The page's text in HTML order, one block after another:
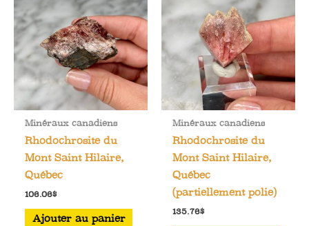
Minéraux canadiens
Rhodochrosite du
Mont Saint Hilaire,
Québec
106.06$
Ajouter au panier
Minéraux canadiens
Rhodochrosite du
Mont Saint Hilaire,
Québec
(partiellement polie)
135.76$